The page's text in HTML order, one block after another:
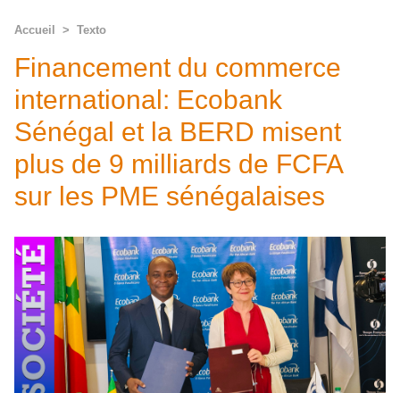
Accueil > Texto
Financement du commerce
international: Ecobank
Sénégal et la BERD misent
plus de 9 milliards de FCFA
sur les PME sénégalaises